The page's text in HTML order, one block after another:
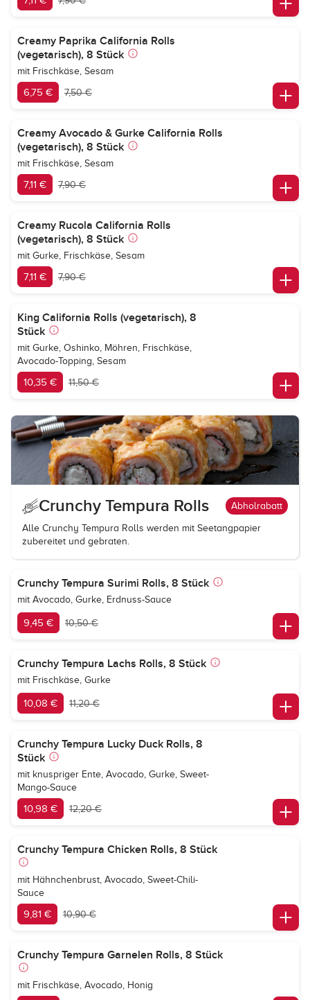
Creamy Paprika California Rolls
(vegetarisch), 8 Stück
mit Frischkäse, Sesam
6,75 € 7,50 €
Creamy Avocado & Gurke California Rolls
(vegetarisch), 8 Stück
mit Frischkäse, Sesam
7,11 € 7,90 €
Creamy Rucola California Rolls
(vegetarisch), 8 Stück
mit Gurke, Frischkäse, Sesam
7,11 € 7,90 €
King California Rolls (vegetarisch), 8
Stück
mit Gurke, Oshinko, Möhren, Frischkäse,
Avocado-Topping, Sesam
10,35 € 11,50 €
Crunchy Tempura Rolls Abholrabatt
Alle Crunchy Tempura Rolls werden mit Seetangpapier
zubereitet und gebraten.
Crunchy Tempura Surimi Rolls, 8 Stück
mit Avocado, Gurke, Erdnuss-Sauce
9,45 € 10,50 €
Crunchy Tempura Lachs Rolls, 8 Stück
mit Frischkäse, Gurke
10,08 € 11,20 €
Crunchy Tempura Lucky Duck Rolls, 8
Stück
mit knuspriger Ente, Avocado, Gurke, Sweet-
Mango-Sauce
10,98 € 12,20 €
Crunchy Tempura Chicken Rolls, 8 Stück
mit Hähnchenbrust, Avocado, Sweet-Chili-
Sauce
9,81 € 10,90 €
Crunchy Tempura Garnelen Rolls, 8 Stück
mit Frischkäse, Avocado, Honig